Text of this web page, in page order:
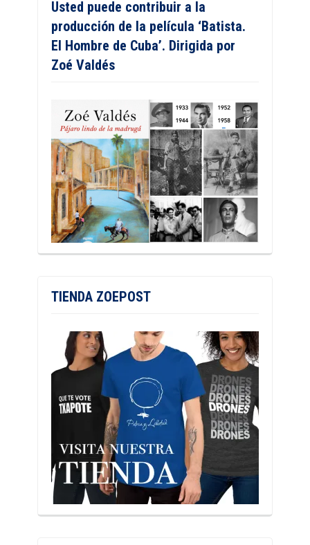
Usted puede contribuir a la
producción de la película ‘Batista.
El Hombre de Cuba’. Dirigida por
Zoé Valdés
TIENDA ZOEPOST